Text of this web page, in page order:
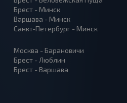
Брест - Минск
Варшава - Минск
Санкт-Петербург - Минск
Москва - Барановичи
Брест - Люблин
Брест - Варшава